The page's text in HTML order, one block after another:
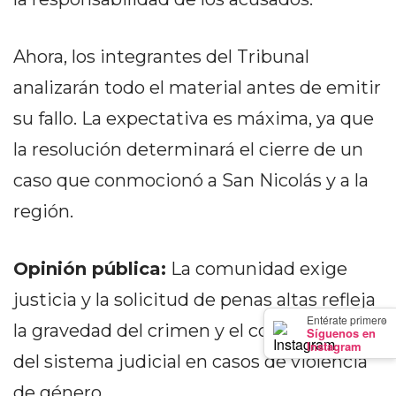
×
Entérate primero
Síguenos en
Instagram
GIMNASIO
PERGAMINO
LOS
PRECIOS
EN
SUPLEMENTOS
EN
SUPLEMENTOS
DEPORTIVOS
PERGAMINO:
LOS
MEJORES
Ahora, los integrantes del Tribunal
analizarán todo el material antes de emitir
su fallo. La expectativa es máxima, ya que
la resolución determinará el cierre de un
caso que conmocionó a San Nicolás y a la
región.
Opinión pública: La comunidad exige
justicia y la solicitud de penas altas refleja
la gravedad del crimen y el compromiso
del sistema judicial en casos de violencia